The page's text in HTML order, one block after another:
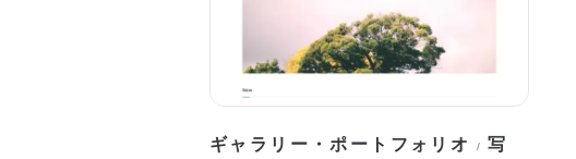
ギャラリー・ポートフォリオ /写